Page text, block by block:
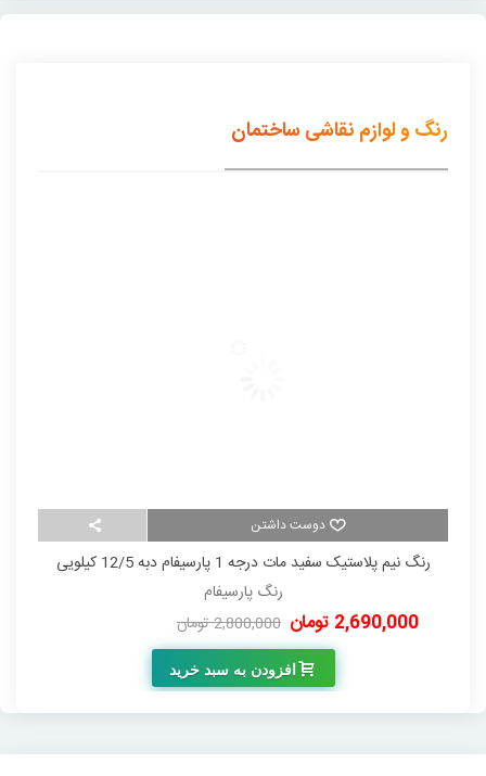
رنگ و لوازم نقاشی ساختمان
دوست داشتن
رنگ نیم پلاستیک سفید مات درجه 1 پارسیفام دبه 12/5 کیلویی
رنگ پارسیفام
2,690,000 تومان 2,800,000 تومان
افزودن به سبد خرید